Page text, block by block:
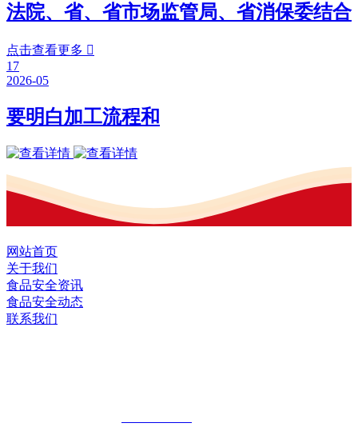
法院、省、省市场监管局、省消保委结合
点击查看更多 
17
2026-05
要明白加工流程和
网站首页
关于我们
食品安全资讯
食品安全动态
联系我们